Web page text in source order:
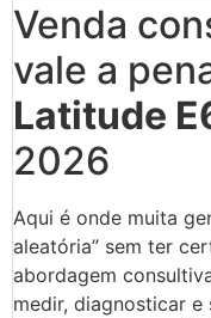
Venda
vale a
Latitude
2026
Aqui é onde muita
aleatória” sem ter
abordagem
medir, diagnosticar